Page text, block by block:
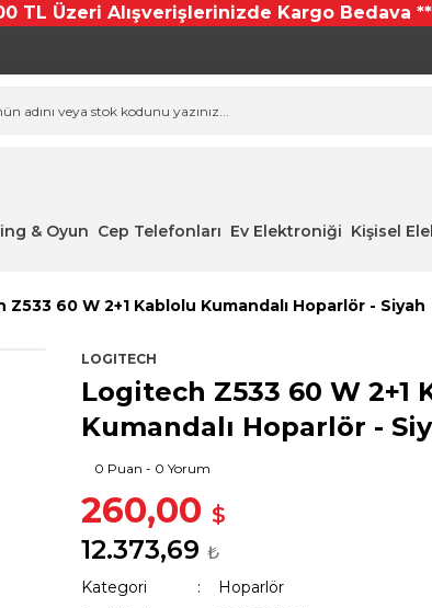
TL Üzeri Alışverişlerinizde Kargo Bedava
& Oyun Cep Telefonları Ev Elektroniği Kişisel
Z533 60 W 2+1 Kablolu Kumandalı Hoparlör - Siyah
LOGITECH
Logitech Z533 60 W 2+1
Kumandalı Hoparlör -
0 Puan - 0 Yorum
260,00 $
12.373,69 ₺
Kategori
Hoparlör